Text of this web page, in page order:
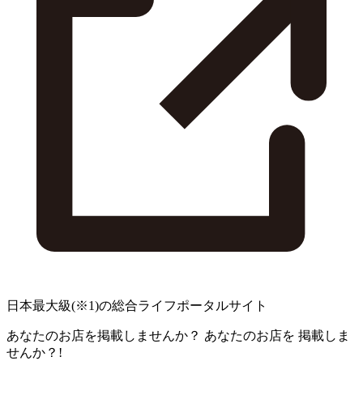
日本最大級(※1)の総合ライフポータルサイト
あなたのお店を掲載しませんか？ あなたのお店を 掲載しま
せんか？!